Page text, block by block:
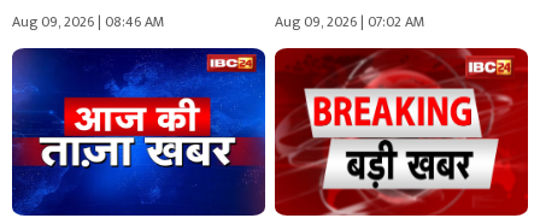
Aug 09, 2026 | 08:46 AM Aug 09, 2026 | 07:02 AM